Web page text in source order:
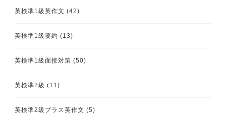
英検準1級英作文 (42)
英検準1級要約 (13)
英検準1級面接対策 (50)
英検準2級 (11)
英検準2級プラス英作文 (5)